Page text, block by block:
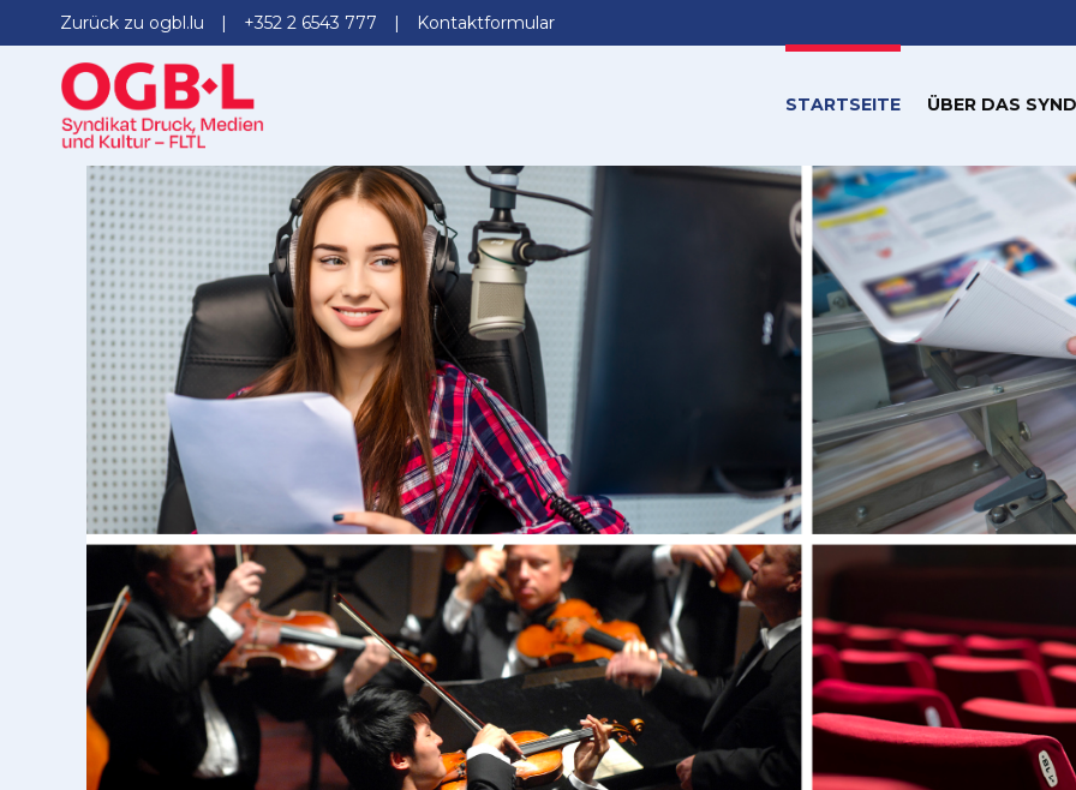
Zurück zu ogbl.lu +352 2 6543 777 Kontaktformular
STARTSEITE ÜBER DAS